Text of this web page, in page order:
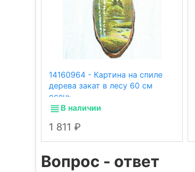
14160964 - Картина на спиле
дерева закат в лесу 60 см
осень
В наличии
1 811
Вопрос - ответ